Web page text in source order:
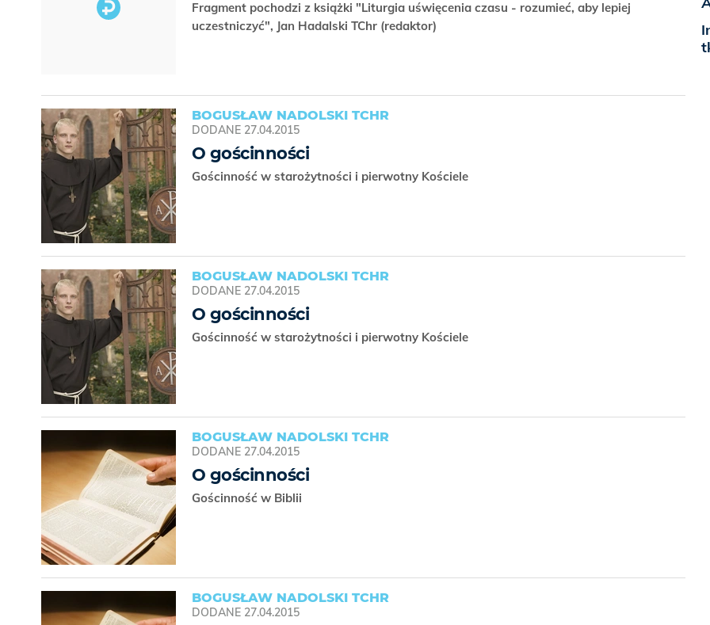
Fragment pochodzi z książki "Liturgia uświęcenia czasu - rozumieć, aby lepiej
uczestniczyć", Jan Hadalski TChr (redaktor)
BOGUSŁAW NADOLSKI TCHR
DODANE 27.04.2015
O gościnności
Gościnność w starożytności i pierwotny Kościele
BOGUSŁAW NADOLSKI TCHR
DODANE 27.04.2015
O gościnności
Gościnność w starożytności i pierwotny Kościele
BOGUSŁAW NADOLSKI TCHR
DODANE 27.04.2015
O gościnności
Gościnność w Biblii
BOGUSŁAW NADOLSKI TCHR
DODANE 27.04.2015